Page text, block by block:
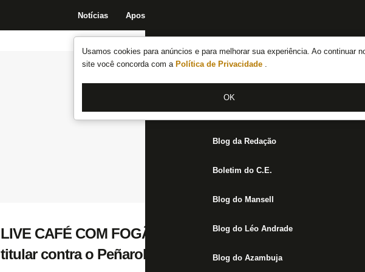
Usamos cookies para anúncios e para melhorar sua experiência. Ao continuar
site você concorda com a Política de Privacidade .
OK
Notícias Apostas
Notícias do Botafogo
Fórum
Jogos
Blog da Redação
Boletim do C.E.
Blog do Mansell
Blog do Léo Andrade
Blog do Azambuja
LIVE CAFÉ COM FOGÃONET | Botafogo neles! Cuiabano
titular contra o Peñarol